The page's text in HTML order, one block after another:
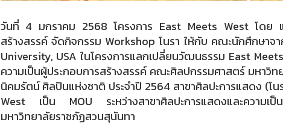
วันที่ 4 มกราคม 2568 โครงการ East Meets West โดย แข
สร้างสรรค์ จัดกิจกรรม Workshop โนรา ให้กับ คณะนักศึกษา
University, USA ในโครงการแลกเปลี่ยนวัฒนธรรม East
ความเป็นผู้ประกอบการสร้างสรรค์ คณะศิลปกรรมศาสตร์ มหาวิ
นิคมรัตน์ ศิลปินแห่งชาติ ประจำปี 2564 สาขาศิลปะการแสดง (โ
West เป็น MOU ระหว่างสาขาศิลปะการแสดงและความเ
มหาวิทยาลัยราชภัฏสวนสุนันทา